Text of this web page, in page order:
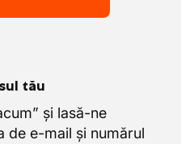
tău
și lasă-ne
de e-mail și numărul